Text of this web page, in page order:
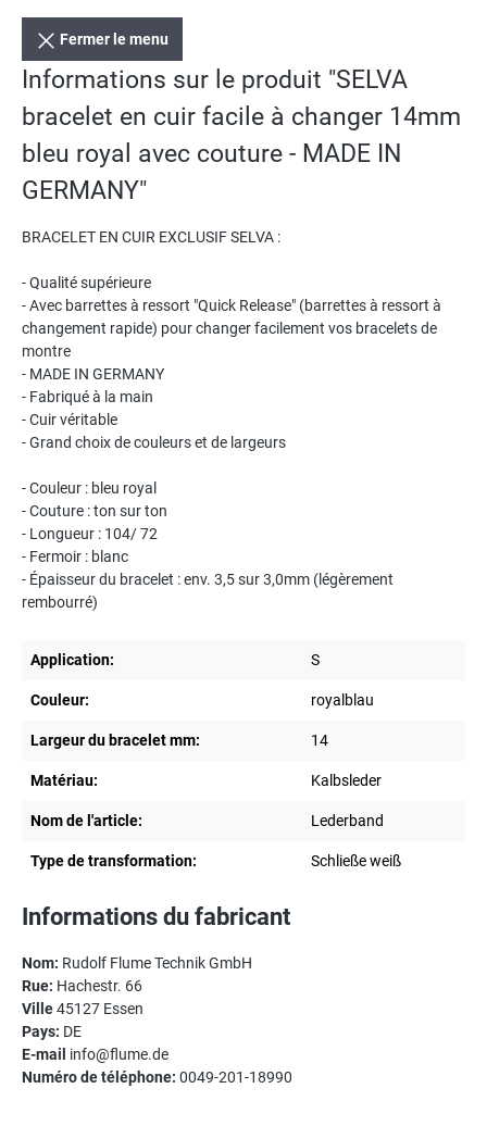
Fermer le menu
Informations sur le produit "SELVA
bracelet en cuir facile à changer 14mm
bleu royal avec couture - MADE IN
GERMANY"
BRACELET EN CUIR EXCLUSIF SELVA :
- Qualité supérieure
- Avec barrettes à ressort "Quick Release" (barrettes à ressort à
changement rapide) pour changer facilement vos bracelets de
montre
- MADE IN GERMANY
- Fabriqué à la main
- Cuir véritable
- Grand choix de couleurs et de largeurs
- Couleur : bleu royal
- Couture : ton sur ton
- Longueur : 104/ 72
- Fermoir : blanc
- Épaisseur du bracelet : env. 3,5 sur 3,0mm (légèrement
rembourré)
Application: S
Couleur: royalblau
Largeur du bracelet mm: 14
Matériau: Kalbsleder
Nom de l'article: Lederband
Type de transformation: Schließe weiß
Informations du fabricant
Nom: Rudolf Flume Technik GmbH
Rue: Hachestr. 66
Ville45127 Essen
Pays: DE
E-mail info@flume.de
Numéro de téléphone: 0049-201-18990